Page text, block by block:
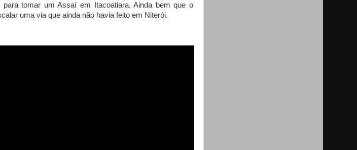
tomar um Assaí em Itacoatiara. Ainda bem que o
uma via que ainda não havia feito em Niterói.